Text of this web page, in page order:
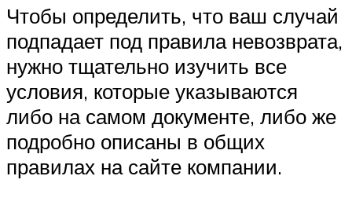
Чтобы определить, что ваш случай
подпадает под правила невозврата,
нужно тщательно изучить все
условия, которые указываются
либо на самом документе, либо же
подробно описаны в общих
правилах на сайте компании.